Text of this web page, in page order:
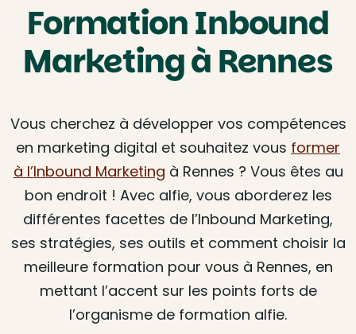
Formation Inbound
Marketing à Rennes
Vous cherchez à développer vos compétences
en marketing digital et souhaitez vous former
à l’Inbound Marketing à Rennes ? Vous êtes au
bon endroit ! Avec alfie, vous aborderez les
différentes facettes de l’Inbound Marketing,
ses stratégies, ses outils et comment choisir la
meilleure formation pour vous à Rennes, en
mettant l’accent sur les points forts de
l’organisme de formation alfie.